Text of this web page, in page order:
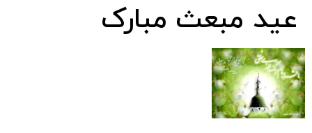
عید مبعث مبارک